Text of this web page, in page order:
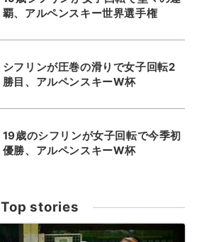
覇、アルペンスキー世界選手権
シフリンが圧巻の滑りで女子回転2
勝目、アルペンスキーW杯
19歳のシフリンが女子回転で今季初
優勝、アルペンスキーW杯
Top stories